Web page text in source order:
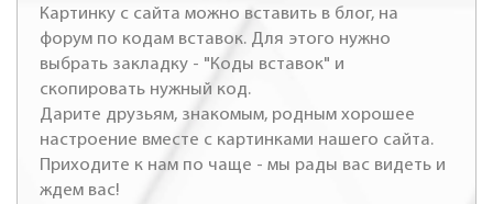
Картинку с сайта можно вставить в блог, на
форум по кодам вставок. Для этого нужно
выбрать закладку - "Коды вставок" и
скопировать нужный код.
Дарите друзьям, знакомым, родным хорошее
настроение вместе с картинками нашего сайта.
Приходите к нам по чаще - мы рады вас видеть и
ждем вас!